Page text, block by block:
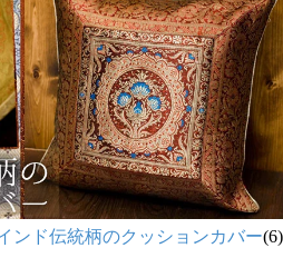
ンド伝統柄のクッションカバー(6)